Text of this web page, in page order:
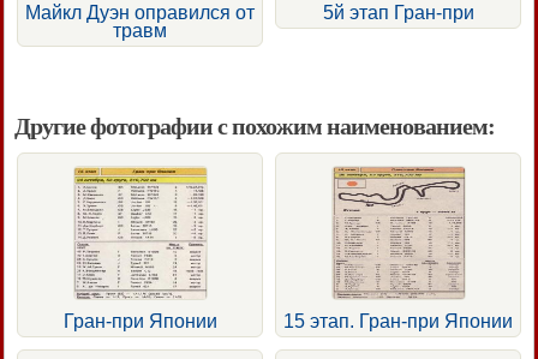
Майкл Дуэн оправился от
травм
5й этап Гран-при
Другие фотографии с похожим наименованием:
Гран-при Японии 15 этап. Гран-при Японии